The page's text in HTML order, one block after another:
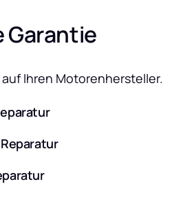
Garantie
Ihren Motorenhersteller.